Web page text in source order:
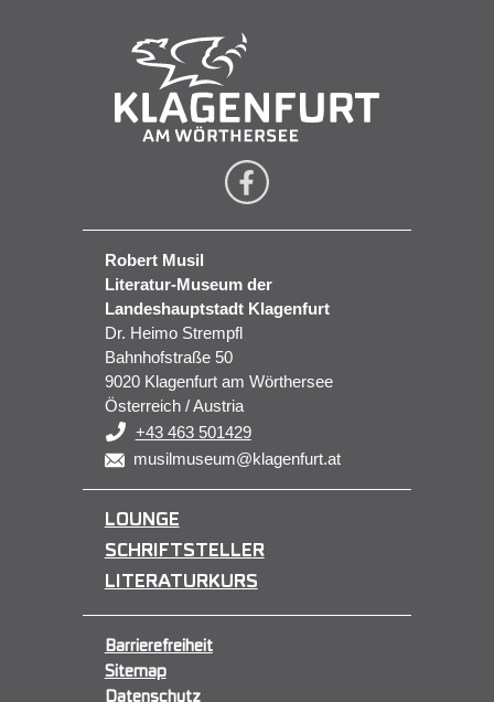
Robert Musil
Literatur-Museum der
Landeshauptstadt Klagenfurt
Dr. Heimo Strempfl
Bahnhofstraße 50
9020 Klagenfurt am Wörthersee
Österreich / Austria
+43 463 501429
musilmuseum@klagenfurt.at
LOUNGE
SCHRIFTSTELLER
LITERATURKURS
Barrierefreiheit
Sitemap
Datenschutz